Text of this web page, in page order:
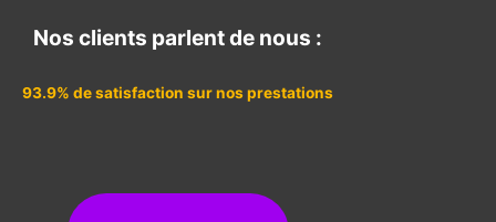
Nos clients parlent de nous :
93.9% de satisfaction sur nos prestations